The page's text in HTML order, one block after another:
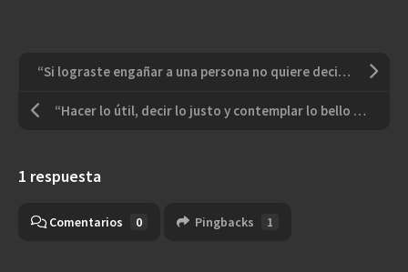
“Si lograste engañar a una persona no quiere decir que sea tonta, quiere decir que confiaba en ti más de lo que merecías”
“Hacer lo útil, decir lo justo y contemplar lo bello es bastante para una vida de hombre”
1 respuesta
Comentarios 0 Pingbacks 1